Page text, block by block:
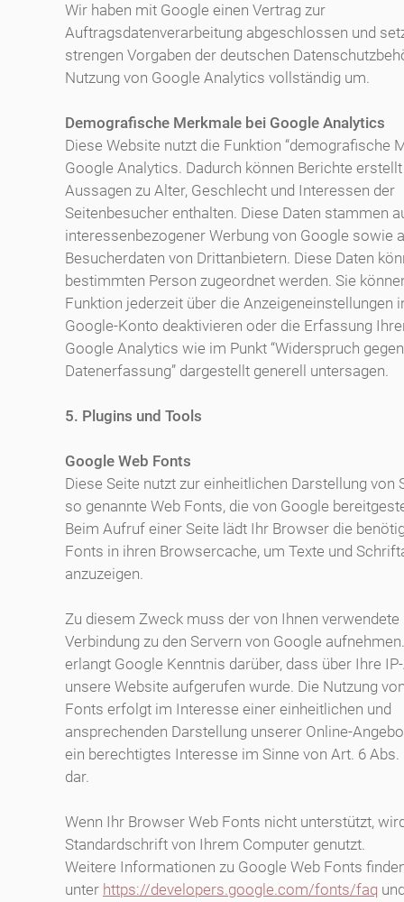
Wir haben mit Google einen Vertrag zur
Auftragsdatenverarbeitung abgeschlossen und
strengen Vorgaben der deutschen
Nutzung von Google Analytics vollständig um.
Demografische Merkmale bei Google Analytics
Diese Website nutzt die Funktion “demografische
Google Analytics. Dadurch können Berichte
Aussagen zu Alter, Geschlecht und Interessen der
Seitenbesucher enthalten. Diese Daten stammen
interessenbezogener Werbung von Google sowie
Besucherdaten von Drittanbietern. Diese Daten
bestimmten Person zugeordnet werden. Sie
Funktion jederzeit über die Anzeigeneinstellungen
Google-Konto deaktivieren oder die Erfassung
Google Analytics wie im Punkt “Widerspruch gegen
Datenerfassung” dargestellt generell untersagen.
5. Plugins und Tools
Google Web Fonts
Diese Seite nutzt zur einheitlichen Darstellung von
so genannte Web Fonts, die von Google
Beim Aufruf einer Seite lädt Ihr Browser die
Fonts in ihren Browsercache, um Texte und
anzuzeigen.
Zu diesem Zweck muss der von Ihnen
Verbindung zu den Servern von Google
erlangt Google Kenntnis darüber, dass über Ihre
unsere Website aufgerufen wurde. Die Nutzung
Fonts erfolgt im Interesse einer einheitlichen und
ansprechenden Darstellung unserer Online-
ein berechtigtes Interesse im Sinne von Art. 6 Abs.
dar.
Wenn Ihr Browser Web Fonts nicht unterstützt,
Standardschrift von Ihrem Computer genutzt.
Weitere Informationen zu Google Web Fonts
unter https://developers.google.com/fonts/faq